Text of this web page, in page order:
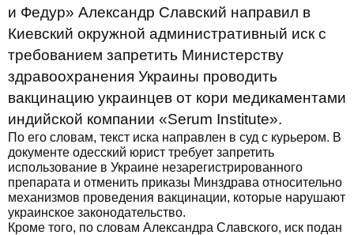
и Федур» Александр Славский направил в
Киевский окружной административный иск с
требованием запретить Министерству
здравоохранения Украины проводить
вакцинацию украинцев от кори медикаментами
индийской компании «Serum Institute».
По его словам, текст иска направлен в суд с курьером. В
документе одесский юрист требует запретить
использование в Украине незарегистрированного
препарата и отменить приказы Минздрава относительно
механизмов проведения вакцинации, которые нарушают
украинское законодательство.
Кроме того, по словам Александра Славского, иск подан